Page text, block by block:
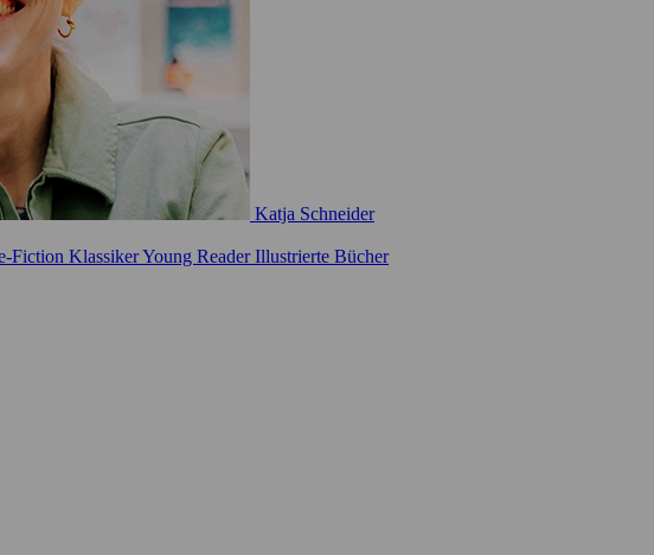
Katja Schneider
Fiction KlassikerYoung ReaderIllustrierte Bücher